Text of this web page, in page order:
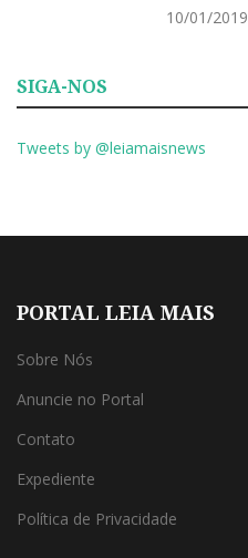
10/01/2019
SIGA-NOS
Tweets by @leiamaisnews
PORTAL LEIA MAIS
Sobre Nós
Anuncie no Portal
Contato
Expediente
Política de Privacidade